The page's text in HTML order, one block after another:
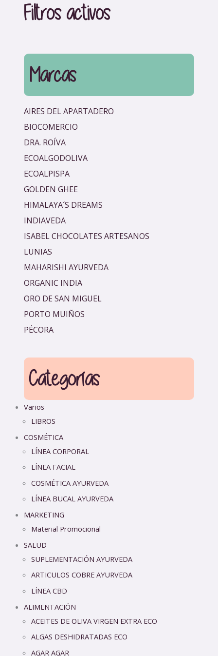
a
Filtros activos
Marcas
AIRES DEL APARTADERO
BIOCOMERCIO
DRA. ROÍVA
ECOALGODOLIVA
ECOALPISPA
GOLDEN GHEE
HIMALAYA´S DREAMS
INDIAVEDA
ISABEL CHOCOLATES ARTESANOS
LUNIAS
MAHARISHI AYURVEDA
ORGANIC INDIA
ORO DE SAN MIGUEL
PORTO MUIÑOS
PÉCORA
Categorías
Varios
LIBROS
COSMÉTICA
LÍNEA CORPORAL
LÍNEA FACIAL
COSMÉTICA AYURVEDA
LÍNEA BUCAL AYURVEDA
MARKETING
Material Promocional
SALUD
SUPLEMENTACIÓN AYURVEDA
ARTICULOS COBRE AYURVEDA
LÍNEA CBD
ALIMENTACIÓN
ACEITES DE OLIVA VIRGEN EXTRA ECO
ALGAS DESHIDRATADAS ECO
AGAR AGAR